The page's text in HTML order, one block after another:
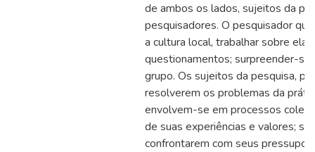
de ambos os lados, sujeitos da
pesquisadores. O pesquisador
a cultura local, trabalhar sobre
questionamentos; surpreender-
grupo. Os sujeitos da pesquisa,
resolverem os problemas da
envolvem-se em processos
de suas experiências e valores;
confrontarem com seus